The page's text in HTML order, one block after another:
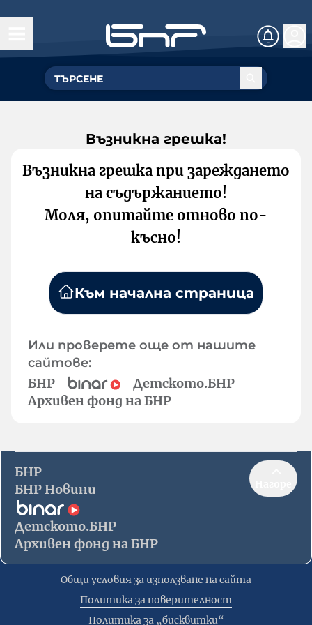
Възникна грешка!
Възникна грешка при зареждането
на съдържанието!
Моля, опитайте отново по-
късно!
Към начална страница
Или проверете още от нашите
сайтове:
БНР
Детското.БНР
Архивен фонд на БНР
БНР
БНР Новини
Детското.БНР
Архивен фонд на БНР
Общи условия за използване на сайта
Политика за поверителност
Политика за „бисквитки“